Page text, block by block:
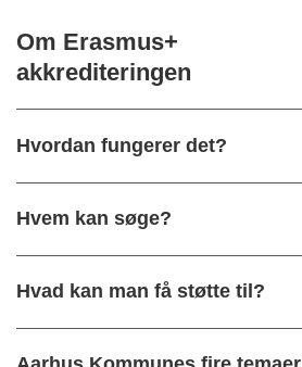
Om Erasmus+
akkrediteringen
Hvordan fungerer det?
Hvem kan søge?
Hvad kan man få støtte til?